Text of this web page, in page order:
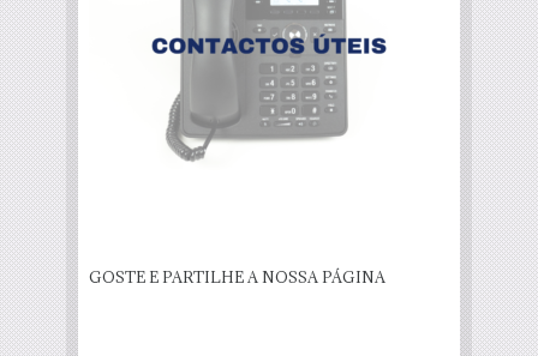
GOSTE E PARTILHE A NOSSA PÁGINA